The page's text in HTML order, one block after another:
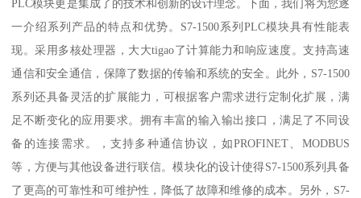
PLC模块更是集成了的技术和创新的设计理念。下面，我们将为您逐
一介绍系列产品的特点和优势。S7-1500系列PLC模块具有性能表
现。采用多核处理器，大大tigao了计算能力和响应速度。支持高速
通信和安全通信，保障了数据的传输和系统的安全。此外，S7-1500
系列还具备灵活的扩展能力，可根据客户需求进行定制化扩展，满
足不断变化的应用要求。拥有丰富的输入输出接口，满足了不同设
备的连接需求。，支持多种通信协议，如PROFINET、MODBUS
等，方便与其他设备进行联信。模块化的设计使得S7-1500系列具备
了更高的可靠性和可维护性，降低了故障和维修的成本。另外，S7-